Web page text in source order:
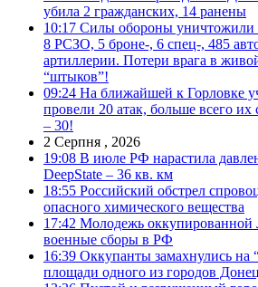
убила 2 гражданских, 14 ранены
10:17 Силы обороны уничтожили
8 РСЗО, 5 броне-, 6 спец-, 485
артиллерии. Потери врага в
“штыков”!
09:24 На ближайшей к Горловке
провели 20 атак, больше всего
– 30!
2 Серпня , 2026
19:08 В июле РФ нарастила
DeepState – 36 кв. км
18:55 Российский обстрел
опасного химического вещества
17:42 Молодежь оккупированной
военные сборы в РФ
16:39 Оккупанты замахнулись на
площади одного из городов